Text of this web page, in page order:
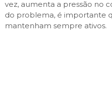
vez, aumenta a pressão no
do problema, é importante
mantenham sempre ativos.